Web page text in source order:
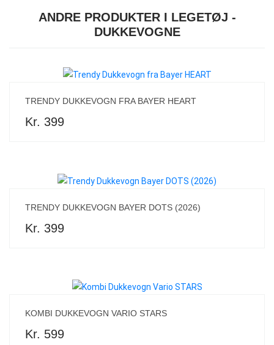
ANDRE PRODUKTER I LEGETØJ -
DUKKEVOGNE
TRENDY DUKKEVOGN FRA BAYER HEART
Kr. 399
TRENDY DUKKEVOGN BAYER DOTS (2026)
Kr. 399
KOMBI DUKKEVOGN VARIO STARS
Kr. 599